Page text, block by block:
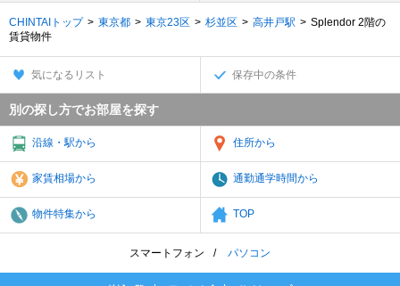
CHINTAIトップ 東京都 東京23区 杉並区 高井戸駅
Splendor 2階の
賃貸物件
気になるリスト 保存中の条件
別の探し方でお部屋を探す
沿線・駅から 住所から
家賃相場から 通勤通学時間から
物件特集から TOP
スマートフォン パソコン